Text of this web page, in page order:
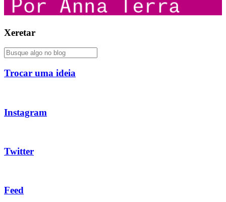
Xeretar
Trocar uma ideia
Instagram
Twitter
Feed